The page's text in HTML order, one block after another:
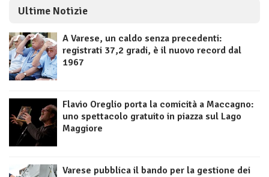
Ultime Notizie
A Varese, un caldo senza precedenti:
registrati 37,2 gradi, è il nuovo record dal
1967
Flavio Oreglio porta la comicità a Maccagno:
uno spettacolo gratuito in piazza sul Lago
Maggiore
Varese pubblica il bando per la gestione dei